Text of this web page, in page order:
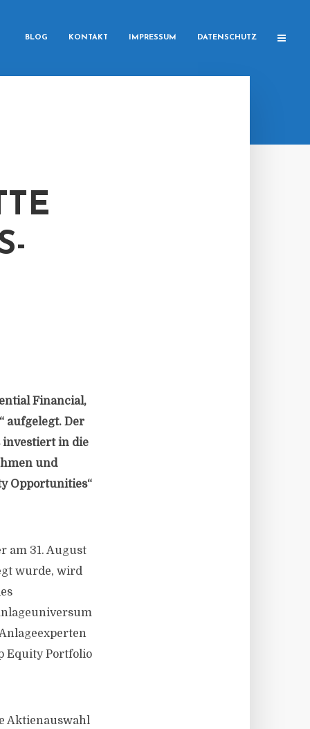
BLOG KONTAKT IMPRESSUM DATENSCHUTZ
Financial,
aufgelegt. Der
investiert in die
und
Opportunities“
am 31. August
wurde, wird
Equity Portfolio
Aktienauswahl